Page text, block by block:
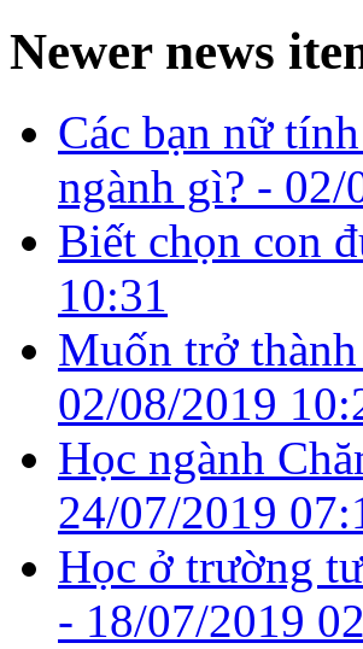
Newer news
Các bạn nữ
ngành gì? - 02/
Biết chọn con
10:31
Muốn trở
02/08/2019
Học ngành
24/07/2019
Học ở trường
- 18/07/2019